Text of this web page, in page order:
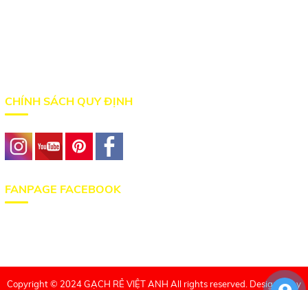
CHÍNH SÁCH QUY ĐỊNH
FANPAGE FACEBOOK
Copyright © 2024 GẠCH RẺ VIỆT ANH All rights reserved. Designed by